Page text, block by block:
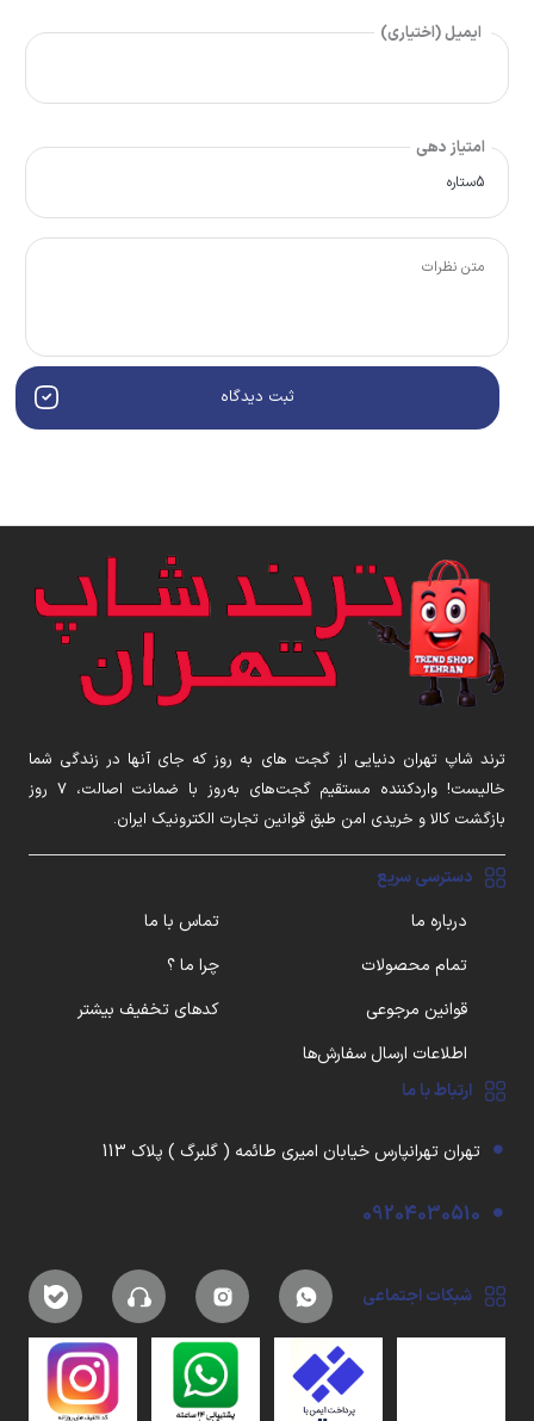
ایمیل (اختیاری)
امتیاز دهی
ثبت دیدگاه
ترند شاپ تهران دنیایی از گجت های به روز که جای آنها در زندگی شما
خالیست! واردکننده مستقیم گجت‌های به‌روز با ضمانت اصالت، ۷ روز
بازگشت کالا و خریدی امن طبق قوانین تجارت الکترونیک ایران.
دسترسی سریع
درباره ما
تماس با ما
تمام محصولات
چرا ما ؟
قوانین مرجوعی
کدهای تخفیف بیشتر
اطلاعات ارسال سفارش‌ها
ارتباط با ما
تهران تهرانپارس خیابان امیری طائمه ( گلبرگ ) پلاک 113
09204030510
شبکات اجتماعی